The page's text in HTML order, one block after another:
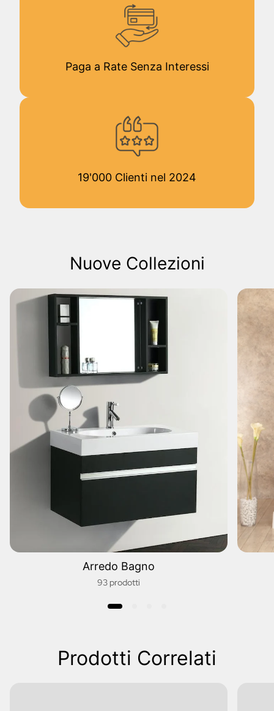
Paga a Rate Senza Interessi
19'000 Clienti nel 2024
Nuove Collezioni
Arredo Bagno
93 prodotti
Prodotti Correlati